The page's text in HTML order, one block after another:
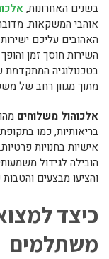
בשנים האחרונות,
אוהבי המשקאות.
האהובים עליכם
השירות חוסך זמן
בטכנולוגיה המתקדמת
מתוך מגוון רחב של
אלכוהול משלוחים
בריאותיות, כמו
אישיות בחנויות
הובילה לגידול
והציעו מבצעים
כיצד
משתלמים